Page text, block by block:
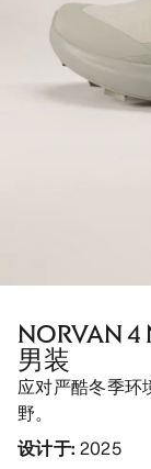
NORVAN 4
男装
应对严酷冬季环
野。
设计于: 2025